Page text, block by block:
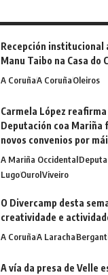
Recepción institucional
Manu Taibo na Casa do
A CoruñaA CoruñaOleiros
Carmela López
Deputación coa Mariña
novos convenios por
A Mariña Occidental
LugoOurolViveiro
O Divercamp desta
creatividade e
A CoruñaA Laracha
A vía da presa de Velle